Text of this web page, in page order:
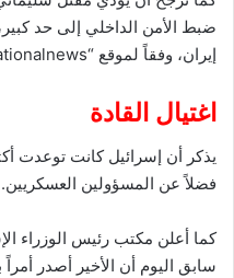
ضبط الأمن الداخلي إلى حد
إيران، وفقاً لموقع “Israelnationalnews”.
اغتيال القادة
يذكر أن إسرائيل كانت توعدت
فضلاً عن المسؤولين العسكريين.
كما أعلن مكتب رئيس الوزراء
سابق اليوم أن الأخير أصدر أمراً